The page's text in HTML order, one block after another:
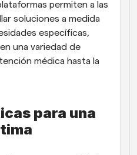
permiten a las
soluciones a medida
específicas,
una variedad de
médica hasta la
para una